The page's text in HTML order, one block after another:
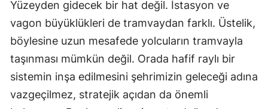
Yüzeyden gidecek bir hat değil. İstasyon ve
vagon büyüklükleri de tramvaydan farklı. Üstelik,
böylesine uzun mesafede yolcuların tramvayla
taşınması mümkün değil. Orada hafif raylı bir
sistemin inşa edilmesini şehrimizin geleceği adına
vazgeçilmez, stratejik açıdan da önemli